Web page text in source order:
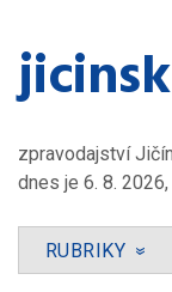
zpravodajství
dnes je 6. 8.
RUBRIKY »